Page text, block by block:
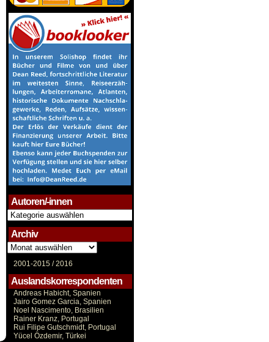
Autoren/-innen
Autoren/-
innen
Archiv
Archiv
2001-2015 /2016
Auslandskorrespondenten
Andreas Habicht, Spanien
Jairo Gomez Garcia, Spanien
Noel Nascimento, Brasilien
Rainer Kranz, Portugal
Rui Filipe Gutschmidt, Portugal
Yücel Özdemir, Türkei